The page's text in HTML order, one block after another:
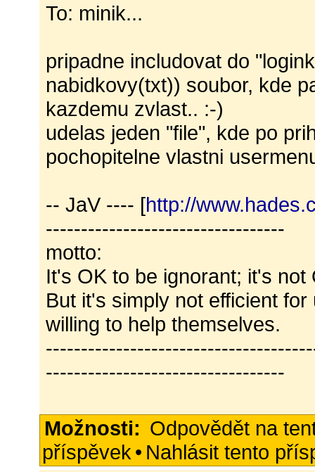
To: minik...
pripadne includovat do
nabidkovy(txt)) soubor, kde
kazdemu zvlast.. :-)
udelas jeden "file", kde po
pochopitelne vlastni
-- JaV ---- [http://
----------------------------------
motto:
It's OK to be ignorant; it's not
But it's simply not efficient
willing to help themselves.
----------------------------------
Možnosti: Odpovědět na
příspěvek • Nahlásit tento